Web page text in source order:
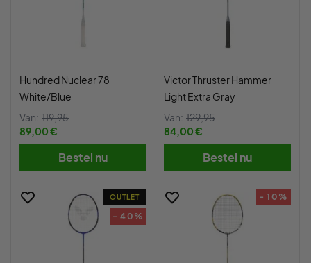
Hundred Nuclear 78
White/Blue
Van: 119,95
89,00 €
Bestel nu
Victor Thruster Hammer
Light Extra Gray
Van: 129,95
84,00 €
Bestel nu
OUTLET
- 40%
- 10%